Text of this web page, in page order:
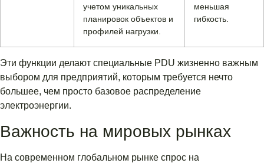
учетом уникальных
планировок объектов и
профилей нагрузки.
меньшая
гибкость.
Эти функции делают специальные PDU жизненно важным
выбором для предприятий, которым требуется нечто
большее, чем просто базовое распределение
электроэнергии.
Важность на мировых рынках
На современном глобальном рынке спрос на